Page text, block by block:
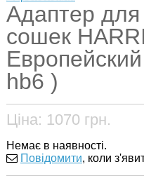
Адаптер для
сошек
hb6 )
Ціна: 1070 грн.
Немає в наявності.
Повідомити, коли